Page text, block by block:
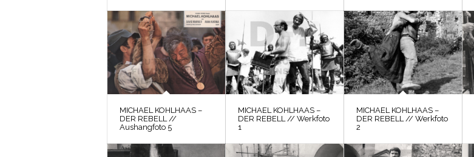
MICHAEL KOHLHAAS –
DER REBELL //
Aushangfoto 5
MICHAEL KOHLHAAS –
DER REBELL // Werkfoto
1
MICHAEL KOHLHAAS –
DER REBELL // Werkfoto
2